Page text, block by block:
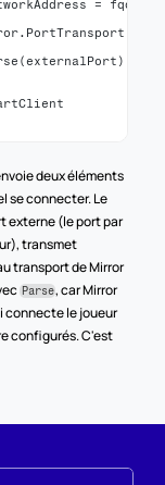
= fqdn
. PortTransport
(externalPort );
deux éléments
se connecter. Le
externe (le port par
transmet
transport de Mirror
Parse, car Mirror
connecte le joueur
configurés. C'est